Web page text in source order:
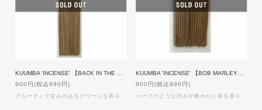
900円(税込990円)
フルーティで甘みのあるグリーンな香り
900円(税込990円)
ハーブのような渋みが爽やかに香る香り